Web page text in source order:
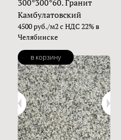
300*300*60. Гранит
Камбулатовский
4500 руб./м2 с НДС 22% в
Челябинске
в корзину